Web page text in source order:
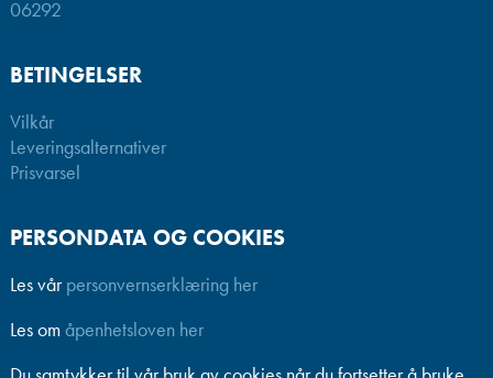
06292
BETINGELSER
Vilkår
Leveringsalternativer
Prisvarsel
PERSONDATA OG COOKIES
Les vår personvernserklæring her
Les om åpenhetsloven her